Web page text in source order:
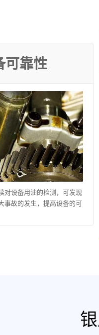
可靠性
对设备用油的检测，可发现
事故的发生，提高设备的可